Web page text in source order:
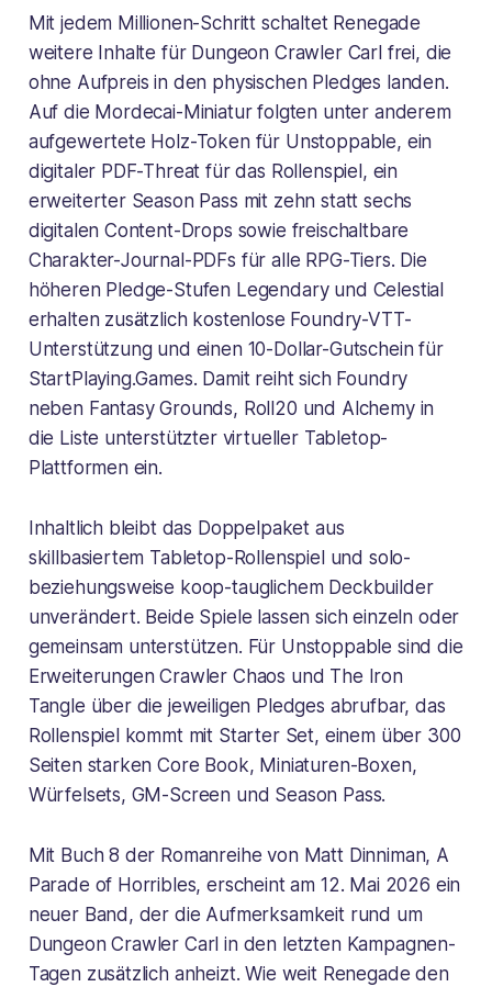
Mit jedem Millionen-Schritt schaltet Renegade
weitere Inhalte für Dungeon Crawler Carl frei, die
ohne Aufpreis in den physischen Pledges landen.
Auf die Mordecai-Miniatur folgten unter anderem
aufgewertete Holz-Token für Unstoppable, ein
digitaler PDF-Threat für das Rollenspiel, ein
erweiterter Season Pass mit zehn statt sechs
digitalen Content-Drops sowie freischaltbare
Charakter-Journal-PDFs für alle RPG-Tiers. Die
höheren Pledge-Stufen Legendary und Celestial
erhalten zusätzlich kostenlose Foundry-VTT-
Unterstützung und einen 10-Dollar-Gutschein für
StartPlaying.Games. Damit reiht sich Foundry
neben Fantasy Grounds, Roll20 und Alchemy in
die Liste unterstützter virtueller Tabletop-
Plattformen ein.
Inhaltlich bleibt das Doppelpaket aus
skillbasiertem Tabletop-Rollenspiel und solo-
beziehungsweise koop-tauglichem Deckbuilder
unverändert. Beide Spiele lassen sich einzeln oder
gemeinsam unterstützen. Für Unstoppable sind die
ErweiterungenCrawler Chaos und The Iron
Tangle über die jeweiligen Pledges abrufbar, das
Rollenspiel kommt mit Starter Set, einem über 300
Seiten starken Core Book, Miniaturen-Boxen,
Würfelsets, GM-Screen und Season Pass.
Mit Buch 8 der Romanreihe von Matt Dinniman, A
Parade of Horribles, erscheint am 12. Mai 2026 ein
neuer Band, der die Aufmerksamkeit rund um
Dungeon Crawler Carl in den letzten Kampagnen-
Tagen zusätzlich anheizt. Wie weit Renegade den